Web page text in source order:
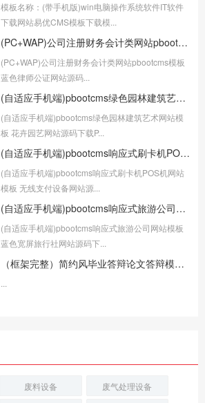
模板名称：(带手机版)win电脑操作系统软件IT软件
下载网站易优CMS模板下载模...
(PC+WAP)公司注册财务会计类网站pbootcms模板 蓝色律师公证网站源码下载
(PC+WAP)公司注册财务会计类网站pbootcms模板
蓝色律师公证网站源码...
(自适应手机端)pbootcms绿色园林建筑艺术网站模板 花卉园艺网站源码下载
(自适应手机端)pbootcms绿色园林建筑艺术网站模
板 花卉园艺网站源码下载P...
(自适应手机端)pbootcms响应式刷卡机POS机网站模板 无线支付设备网站源码
(自适应手机端)pbootcms响应式刷卡机POS机网站
模板 无线支付设备网站源...
(自适应手机端)pbootcms响应式旅游公司网站模板 蓝色宽屏旅行社网站源码下载
(自适应手机端)pbootcms响应式旅游公司网站模板
蓝色宽屏旅行社网站源码下...
（框架完整）简约风毕业答辩论文答辩模板下载
废料设备
废气处理设备